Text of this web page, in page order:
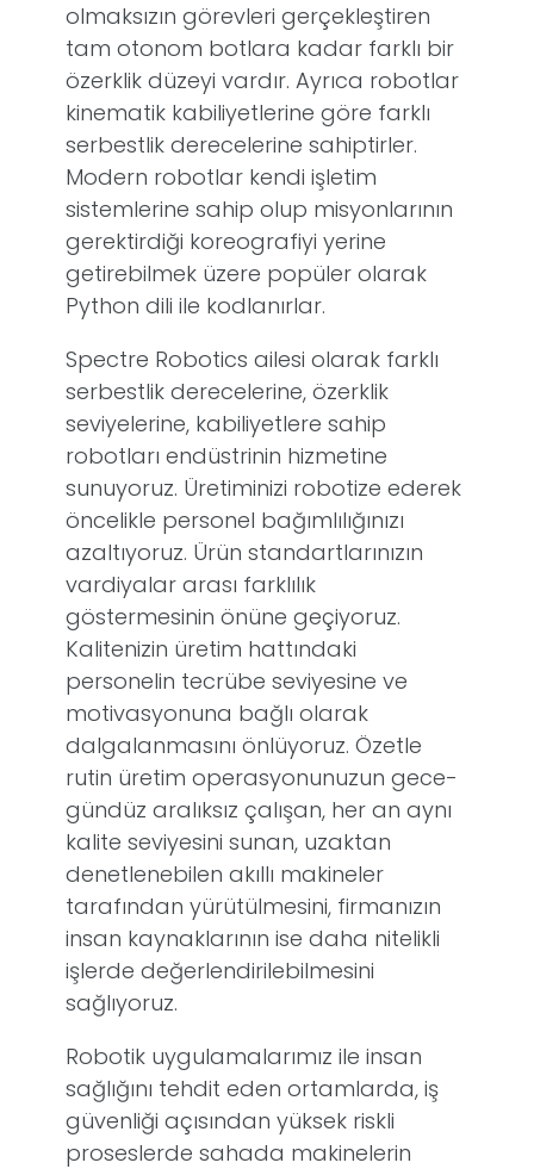
olmaksızın görevleri gerçekleştiren
tam otonom botlara kadar farklı bir
özerklik düzeyi vardır. Ayrıca robotlar
kinematik kabiliyetlerine göre farklı
serbestlik derecelerine sahiptirler.
Modern robotlar kendi işletim
sistemlerine sahip olup misyonlarının
gerektirdiği koreografiyi yerine
getirebilmek üzere popüler olarak
Python dili ile kodlanırlar.
Spectre Robotics ailesi olarak farklı
serbestlik derecelerine, özerklik
seviyelerine, kabiliyetlere sahip
robotları endüstrinin hizmetine
sunuyoruz. Üretiminizi robotize ederek
öncelikle personel bağımlılığınızı
azaltıyoruz. Ürün standartlarınızın
vardiyalar arası farklılık
göstermesinin önüne geçiyoruz.
Kalitenizin üretim hattındaki
personelin tecrübe seviyesine ve
motivasyonuna bağlı olarak
dalgalanmasını önlüyoruz. Özetle
rutin üretim operasyonunuzun gece-
gündüz aralıksız çalışan, her an aynı
kalite seviyesini sunan, uzaktan
denetlenebilen akıllı makineler
tarafından yürütülmesini, firmanızın
insan kaynaklarının ise daha nitelikli
işlerde değerlendirilebilmesini
sağlıyoruz.
Robotik uygulamalarımız ile insan
sağlığını tehdit eden ortamlarda, iş
güvenliği açısından yüksek riskli
proseslerde sahada makinelerin